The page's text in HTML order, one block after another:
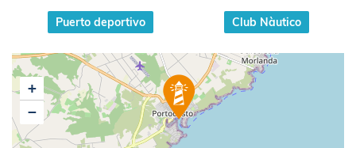
Puerto deportivo Club Nàutico
+
−